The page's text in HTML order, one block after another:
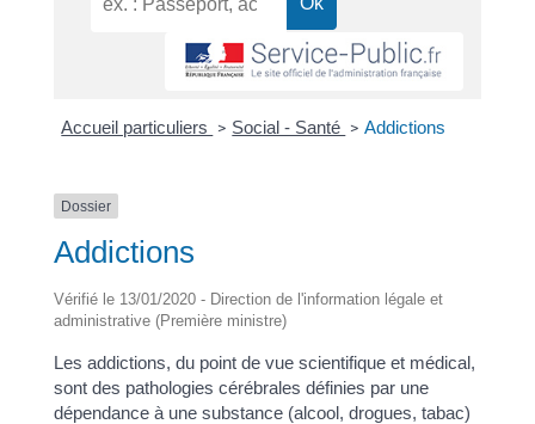
Accueil particuliers > Social - Santé > Addictions
Dossier
Addictions
Vérifié le 13/01/2020 - Direction de l'information légale et
administrative (Première ministre)
Les addictions, du point de vue scientifique et médical,
sont des pathologies cérébrales définies par une
dépendance à une substance (alcool, drogues, tabac)